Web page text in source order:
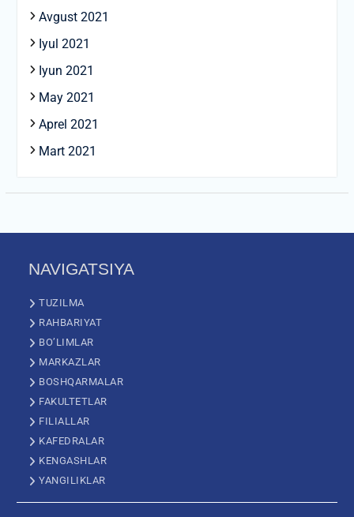
Avgust 2021
Iyul 2021
Iyun 2021
May 2021
Aprel 2021
Mart 2021
NAVIGATSIYA
TUZILMA
RAHBARIYAT
BO’LIMLAR
MARKAZLAR
BOSHQARMALAR
FAKULTETLAR
FILIALLAR
KAFEDRALAR
KENGASHLAR
YANGILIKLAR